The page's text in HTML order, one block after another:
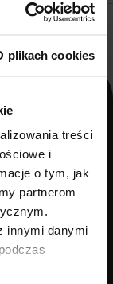
plikach cookies
treści
i
o tym, jak
partnerom
innymi danymi